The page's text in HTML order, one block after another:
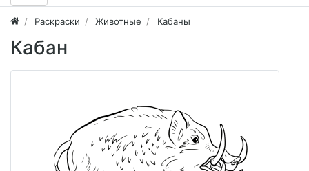
Раскраски Животные Кабаны
Кабан